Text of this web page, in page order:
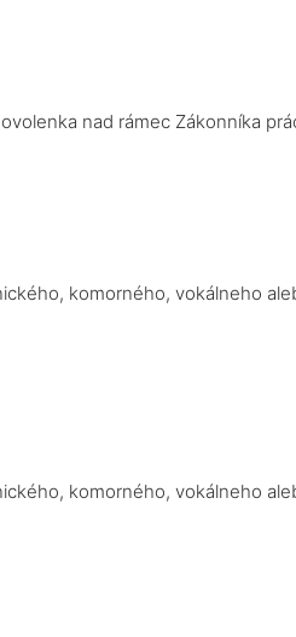
nad rámec Zákonníka
komorného, vokálneho
komorného, vokálneho